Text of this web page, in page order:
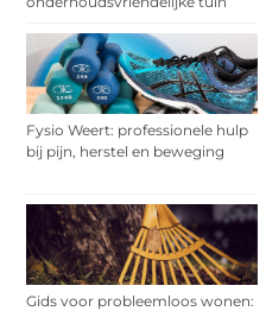
Fysio Weert: professionele hulp
bij pijn, herstel en beweging
Gids voor probleemloos wonen: